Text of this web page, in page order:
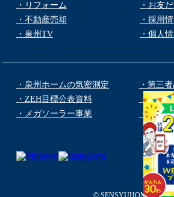
・リフォーム
・不動産売却
・泉州TV
・お友
・採用
・個人
・泉州ホームの気密測定
・ZEH目標公表資料
・メガソーラー事業
・第三
・
・Room